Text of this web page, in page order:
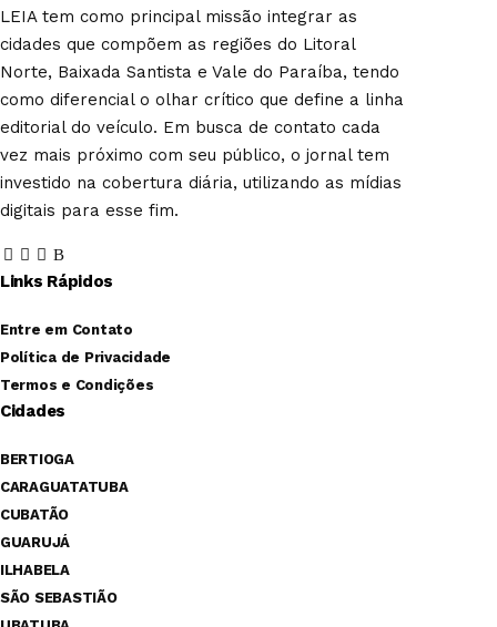
LEIA tem como principal missão integrar as
cidades que compõem as regiões do Litoral
Norte, Baixada Santista e Vale do Paraíba, tendo
como diferencial o olhar crítico que define a linha
editorial do veículo. Em busca de contato cada
vez mais próximo com seu público, o jornal tem
investido na cobertura diária, utilizando as mídias
digitais para esse fim.
Links Rápidos
Entre em Contato
Política de Privacidade
Termos e Condições
Cidades
BERTIOGA
CARAGUATATUBA
CUBATÃO
GUARUJÁ
ILHABELA
SÃO SEBASTIÃO